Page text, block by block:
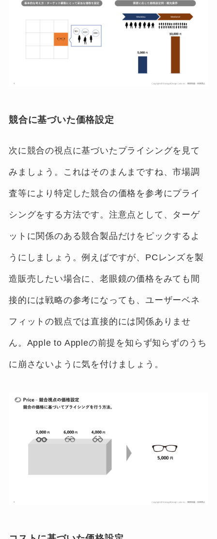
競合に基づいた価格設定
次に競合の視点に基づいたプライシングを見て
みましょう。これはそのまんまですね、市場調
査等により特定した競合の価格を参考にプライ
シングをする方法です。注意点として、ターゲ
ットに関係のある競合製品だけをピックするよ
うにしましょう。例えばですが、PCレンズを製
造販売したい場合に、老眼鏡の価格をみても間
接的には戦略の参考になっても、ユーザーベネ
フィットの観点では直接的には関係ありませ
ん。Apple to Appleの前提を知らず知らずのうち
に崩さないように気を付けましょう。